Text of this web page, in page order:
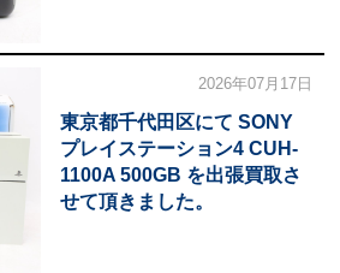
2026年07月17日
東京都千代田区にて SONY
プレイステーション4 CUH-
1100A 500GB を出張買取さ
せて頂きました。